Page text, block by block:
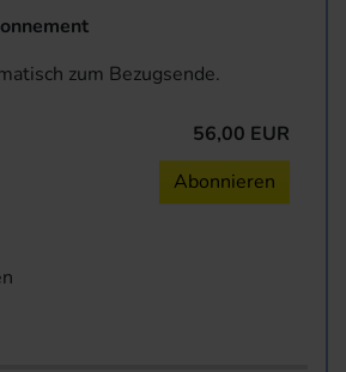
zum Bezugsende.
56,00 EUR
Abonnieren